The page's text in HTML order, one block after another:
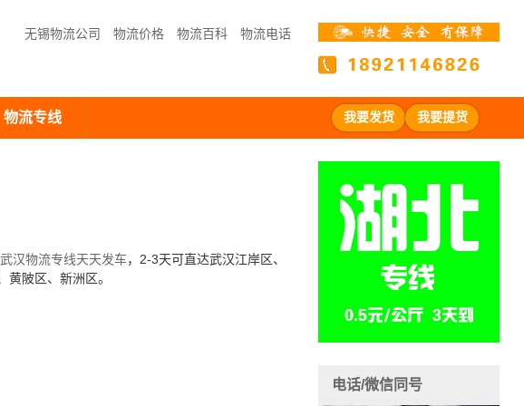
无锡物流公司 物流价格 物流百科 物流电话
物流专线 我要发货 我要提货
汉物流专线天天发车， 2-3天可直达武汉江岸区、
黄陂区、新洲区。
电话/微信同号